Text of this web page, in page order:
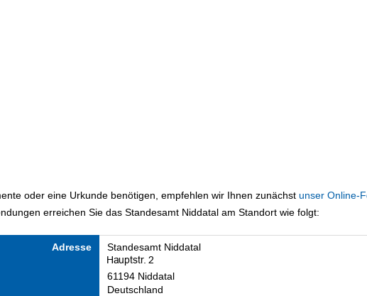
oder eine Urkunde benötigen, empfehlen wir Ihnen zunächst unser Online-
erreichen Sie das Standesamt Niddatal am Standort wie folgt:
Adresse Standesamt Niddatal
61194 Niddatal
Deutschland